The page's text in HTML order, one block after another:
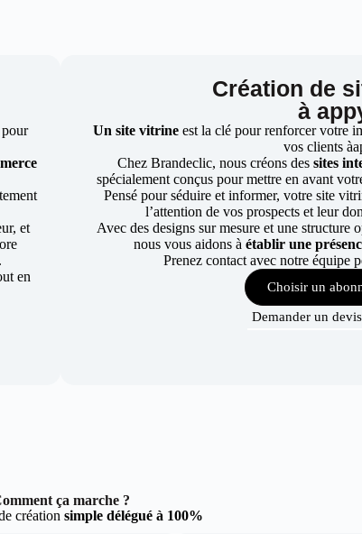
pour
et
en
Création de
à
Un site vitrine est la clé pour renforcer votre
vos clients
Chez Brandeclic, nous créons dessites
spécialement conçus pour mettre en avant
Pensé pour séduire et informer, votre site
l’attention de vos prospects et leur
Avec des designs sur mesure et une structure
nous vous aidons à établir une
Prenez contact avec notre équipe
Choisir un
Demander un
ça marche ?
création simple délégué à 100%